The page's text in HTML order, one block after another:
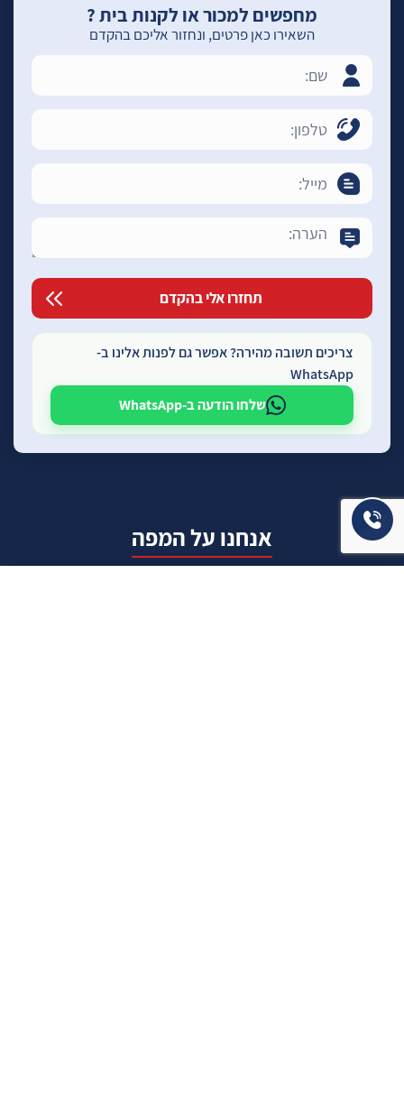
מחפשים למכור או לקנות בית ?
השאירו כאן פרטים, ונחזור אליכם בהקדם
צריכים תשובה מהירה? אפשר גם לפנות אלינו ב-
WhatsApp
שלחו הודעה ב-WhatsApp
אנחנו על המפה